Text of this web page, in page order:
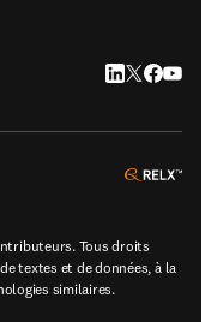
LinkedIn
Twitter
Tous droits
textes et de données, à la
similaires.